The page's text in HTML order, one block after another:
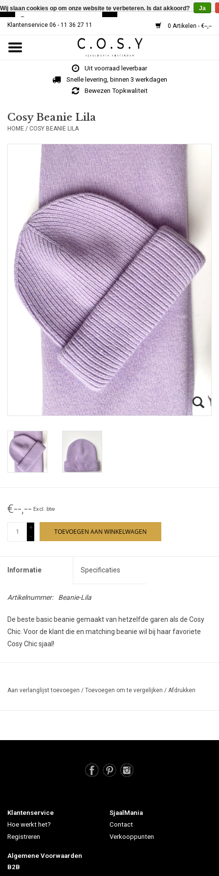
Klantenservice 06 - 11 36 27 11 0 Artikelen - €--,--
Home
MUTSEN
Over Ons
HOE WERKT HET?
Uit voorraad leverbaar
Snelle levering, binnen 3 werkdagen
Bewezen Topkwaliteit
Cosy Beanie Lila
HOME / COSY BEANIE LILA
€--,-- Excl. btw
+
-
TOEVOEGEN AAN WINKELWAGEN
Informatie Specificaties
Artikelnummer: Beanie-Lila
De beste basic beanie gemaakt van hetzelfde garen als de Cosy
Chic. Voor de klant die en matching beanie wil bij haar favoriete
Cosy Chic sjaal!
Aan verlanglijst toevoegen / Toevoegen om te vergelijken / Afdrukken
Klantenservice
Hoe werkt het?
Registreren
SjaalMania
Contact
Verkooppunten
Algemene Voorwaarden
B2B
Wij slaan cookies op om onze website te verbeteren. Is dat akkoord? Ja